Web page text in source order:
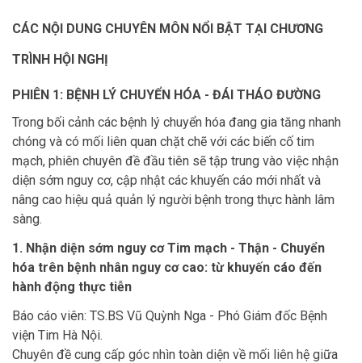
CÁC NỘI DUNG CHUYÊN MÔN NỔI BẬT TẠI CHƯƠNG
TRÌNH HỘI NGHỊ
PHIÊN 1: BỆNH LÝ CHUYỂN HÓA - ĐÁI THÁO ĐƯỜNG
Trong bối cảnh các bệnh lý chuyển hóa đang gia tăng nhanh
chóng và có mối liên quan chặt chẽ với các biến cố tim
mạch, phiên chuyên đề đầu tiên sẽ tập trung vào việc nhận
diện sớm nguy cơ, cập nhật các khuyến cáo mới nhất và
nâng cao hiệu quả quản lý người bệnh trong thực hành lâm
sàng.
1. Nhận diện sớm nguy cơ Tim mạch - Thận - Chuyển
hóa trên bệnh nhân nguy cơ cao: từ khuyến cáo đến
hành động thực tiễn
Báo cáo viên: TS.BS Vũ Quỳnh Nga - Phó Giám đốc Bệnh
viện Tim Hà Nội.
Chuyên đề cung cấp góc nhìn toàn diện về mối liên hệ giữa